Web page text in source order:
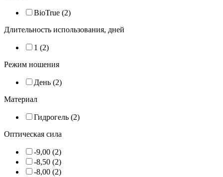
BioTrue (2)
Длительность использования, дней
1 (2)
Режим ношения
День (2)
Материал
Гидрогель (2)
Оптическая сила
-9,00 (2)
-8,50 (2)
-8,00 (2)